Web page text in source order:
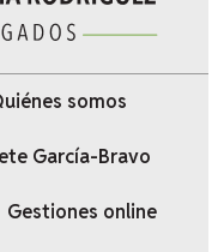
somos
García-Bravo
Gestiones online